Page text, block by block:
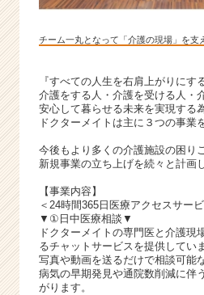
チーム一丸となって「介護の現場」を支
『すべての人生を右肩上がりにす
介護をする人・介護を受ける人・
安心して暮らせる未来を実現する為
ドクターメイトは主に３つの事業
今後もより多くの介護施設の困り
新規事業の立ち上げを続々と計画
【事業内容】
＜24時間365日医療アクセスサー
▼①日中医療相談▼
ドクターメイトの専門医と介護現
るチャットサービスを提供してい
写真や動画を送るだけで相談可能
病気の早期発見や通院数削減に伴
がります。